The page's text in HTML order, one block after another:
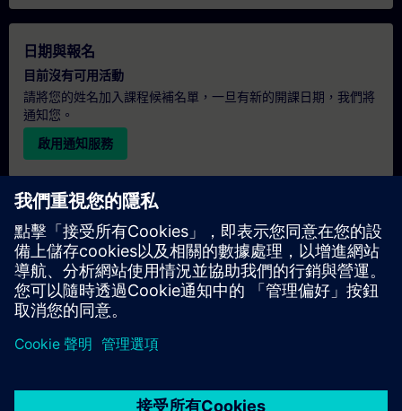
日期與報名
目前沒有可用活動
請將您的姓名加入課程候補名單，一旦有新的開課日期，我們將
通知您。
啟用通知服務
個人化報價
若您需要此培訓課程的標準報價單（例如供採購部門使用），請
點擊下方連結。您需先提供一些個人資料，之後我們將透過電子
郵件寄送報價單給您。
提供報價